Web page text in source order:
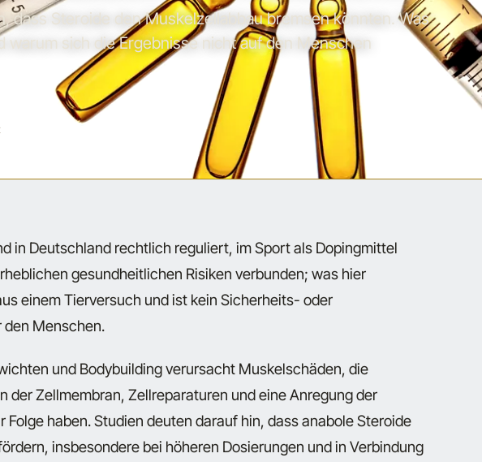
dass Steroide den Muskelzellabbau bremsen könnten. Was
warum sich die Ergebnisse nicht auf den Menschen
in Deutschland rechtlich reguliert, im Sport als Dopingmittel
gesundheitlichen Risiken verbunden; was hier
einem Tierversuch und ist kein Sicherheits- oder
Menschen.
und Bodybuilding verursacht Muskelschäden, die
der Zellmembran, Zellreparaturen und eine Anregung der
haben. Studien deuten darauf hin, dass anabole Steroide
insbesondere bei höheren Dosierungen und in Verbindung